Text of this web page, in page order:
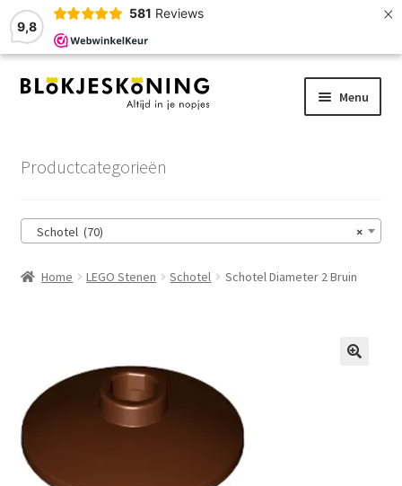
9,8
581 Reviews ×
Ga
Ga
Menu
Winkelmand
Afrekenen
Zoekhulp
Productcategorieën
×
Schotel (70)
Home LEGO Stenen Schotel Schotel Diameter 2 Bruin